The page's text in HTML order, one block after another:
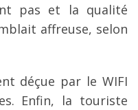
pas et la qualité
affreuse, selon
déçue par le WIFI
Enfin, la touriste